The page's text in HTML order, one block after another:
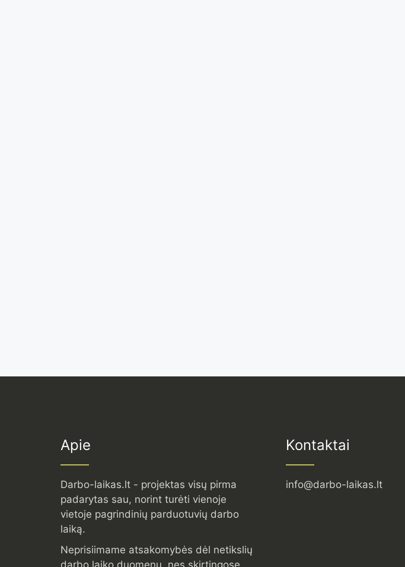
Apie
Darbo-laikas.lt - projektas visų pirma
padarytas sau, norint turėti vienoje
vietoje pagrindinių parduotuvių darbo
laiką.
Neprisiimame atsakomybės dėl netikslių
darbo laiko duomenų, nes skirtingose
Kontaktai
info@darbo-laikas.lt